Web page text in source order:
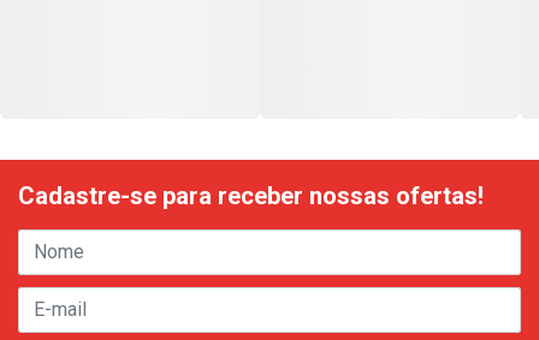
Cadastre-se para receber nossas ofertas!